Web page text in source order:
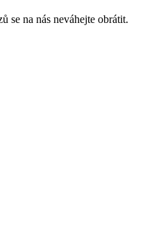
se na nás neváhejte obrátit.